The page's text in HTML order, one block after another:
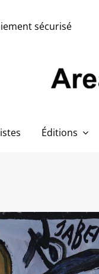
sécurisé
Éditions